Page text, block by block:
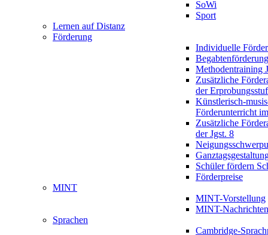
SoWi
Sport
Lernen auf Distanz
Förderung
Individuelle
Begabtenförderung
Methodentraining
Zusätzliche
der
Künstlerisch-
Förderunterricht
Zusätzliche
der Jgst. 8
Schüler fördern
Förderpreise
MINT
MINT-Vorstellung
MINT-Nachrichten
Sprachen
Cambridge-